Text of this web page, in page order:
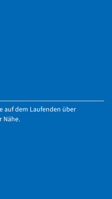
auf dem Laufenden über
Nähe.